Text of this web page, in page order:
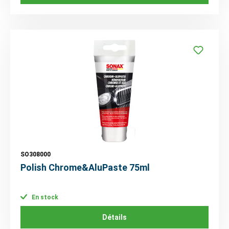
SO308000
Polish Chrome&AluPaste 75ml
En stock
Détails